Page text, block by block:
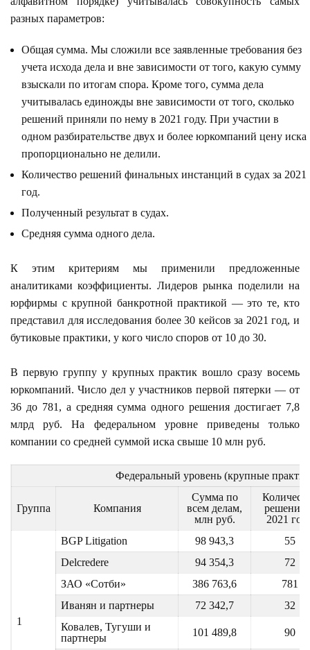
разных параметров:
Общая сумма. Мы сложили все заявленные требования без
учета исхода дела и вне зависимости от того, какую сумму
взыскали по итогам спора. Кроме того, сумма дела
учитывалась единожды вне зависимости от того, сколько
решений приняли по нему в 2021 году. При участии в
одном разбирательстве двух и более юркомпаний цену иска
пропорционально не делили.
Количество решений финальных инстанций в судах за 2021
год.
Полученный результат в судах.
Средняя сумма одного дела.
К этим критериям мы применили предложенные
аналитиками коэффициенты. Лидеров рынка поделили на
юрфирмы с крупной банкротной практикой — это те, кто
представил для исследования более 30 кейсов за 2021 год, и
бутиковые практики, у кого число споров от 10 до 30.
В первую группу у крупных практик вошло сразу восемь
юркомпаний. Число дел у участников первой пятерки — от
36 до 781, а средняя сумма одного решения достигает 7,8
млрд руб. На федеральном уровне приведены только
компании со средней суммой иска свыше 10 млн руб.
Федеральный уровень (крупные
Группа Компания
Сумма по
всем делам,
млн руб.
решений
2021
1
BGP Litigation 98 943,3
55
Delcredere
94 354,3
72
ЗАО «Сотби»
386 763,6
781
Иванян и партнеры
72 342,7
32
Ковалев, Тугуши и
партнеры
101 489,8 90